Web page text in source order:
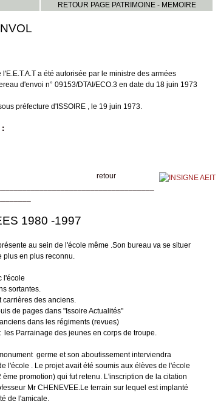
RETOUR PAGE PATRIMOINE - MEMOIRE
a été autorisée par le ministre des armées
d'envoi n° 09153/DTAI/ECO.3 en date du 18 juin 1973
d'ISSOIRE , le 19 juin 1973.
:
-1997
au sein de l'école même .Son bureau va se situer
en plus reconnu.
des anciens.
dans "Issoire Actualités"
dans les régiments (revues)
des jeunes en corps de troupe.
germe et son aboutissement interviendra
l'école . Le projet avait été soumis aux élèves de l'école
promotion) qui fut retenu. L'inscription de la citation
Mr CHENEVEE.Le terrain sur lequel est implanté
de l'amicale.